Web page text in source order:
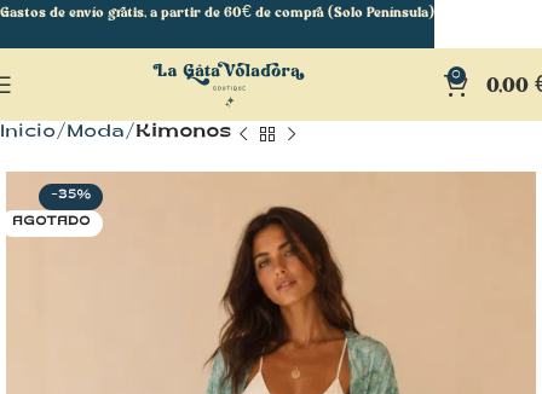
0 0,00
Inicio Moda Kimonos
-35%
AGOTADO
Gastos de envío gratis, a partir de 60€ de compra (Solo Península)